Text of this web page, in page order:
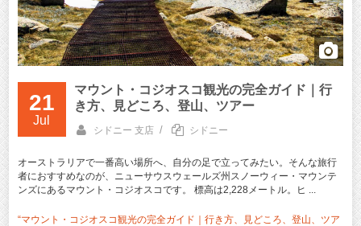
21
Jul
マウント・コジオスコ観光の完全ガイド｜行
き方、見どころ、登山、ツアー
シドニー 支店 / シドニー
オーストラリアで一番高い場所へ、自分の足で立ってみたい。そんな旅行
者におすすめなのが、ニューサウスウェールズ州スノーウィー・マウンテ
ンズにあるマウント・コジオスコです。 標高は2,228メートル。ヒ ...
“マウント・コジオスコ観光の完全ガイド｜行き方、見どころ、登山、ツア